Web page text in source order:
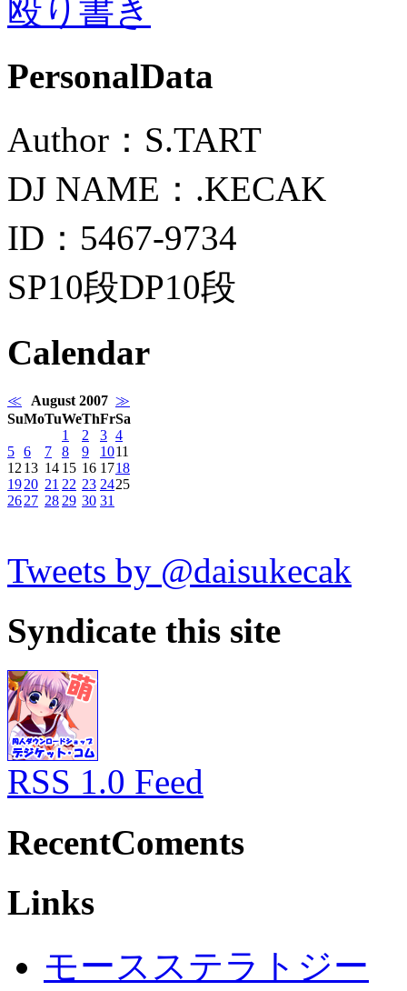
殴り書き
PersonalData
Author：S.TART
DJ NAME：.KECAK
ID：5467-9734
SP10段DP10段
Calendar
≪ August 2007 ≫
SuMoTuWeThFrSa
1
2 3 4
5 6 7 8 9 1011
12 13 14 15 16 1718
1920 21 22 23 2425
2627 28 29 30 31
Tweets by @daisukecak
Syndicate this site
RSS 1.0 Feed
RecentComents
Links
モースステラトジー